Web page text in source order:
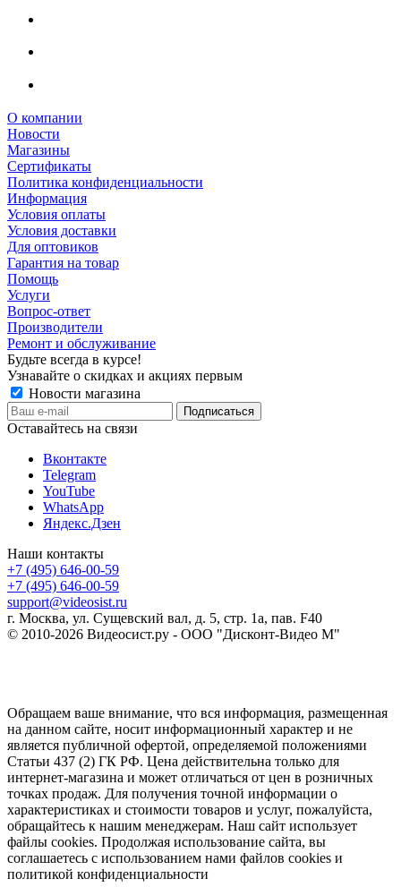
О компании
Новости
Магазины
Сертификаты
Политика конфиденциальности
Информация
Условия оплаты
Условия доставки
Для оптовиков
Гарантия на товар
Помощь
Услуги
Вопрос-ответ
Производители
Ремонт и обслуживание
Будьте всегда в курсе!
Узнавайте о скидках и акциях первым
Новости магазина
Оставайтесь на связи
Вконтакте
Telegram
YouTube
WhatsApp
Яндекс.Дзен
Наши контакты
+7 (495) 646-00-59
+7 (495) 646-00-59
support@videosist.ru
г. Москва, ул. Сущевский вал, д. 5, стр. 1а, пав. F40
© 2010-2026 Видеосист.ру - ООО "Дисконт-Видео М"
Обращаем ваше внимание, что вся информация, размещенная
на данном сайте, носит информационный характер и не
является публичной офертой, определяемой положениями
Статьи 437 (2) ГК РФ. Цена действительна только для
интернет-магазина и может отличаться от цен в розничных
точках продаж. Для получения точной информации о
характеристиках и стоимости товаров и услуг, пожалуйста,
обращайтесь к нашим менеджерам. Наш сайт использует
файлы cookies. Продолжая использование сайта, вы
соглашаетесь с использованием нами файлов cookies и
политикой конфиденциальности